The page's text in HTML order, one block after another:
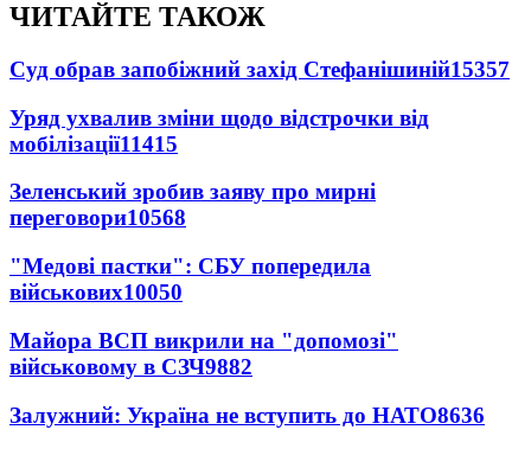
ЧИТАЙТЕ ТАКОЖ
Суд обрав запобіжний захід Стефанішиній15357
Уряд ухвалив зміни щодо відстрочки від
мобілізації11415
Зеленський зробив заяву про мирні
переговори10568
"Медові пастки": СБУ попередила
військових10050
Майора ВСП викрили на "допомозі"
військовому в СЗЧ9882
Залужний: Україна не вступить до НАТО8636